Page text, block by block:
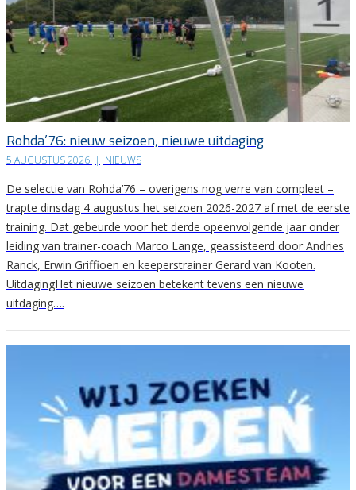
Rohda’76: nieuw seizoen, nieuwe uitdaging
5 AUGUSTUS 2026 | NIEUWS
De selectie van Rohda’76 – overigens nog verre van compleet –
trapte dinsdag 4 augustus het seizoen 2026-2027 af met de eerste
training. Dat gebeurde voor het derde opeenvolgende jaar onder
leiding van trainer-coach Marco Lange, geassisteerd door Andries
Ranck, Erwin Griffioen en keeperstrainer Gerard van Kooten.
UitdagingHet nieuwe seizoen betekent tevens een nieuwe
uitdaging….